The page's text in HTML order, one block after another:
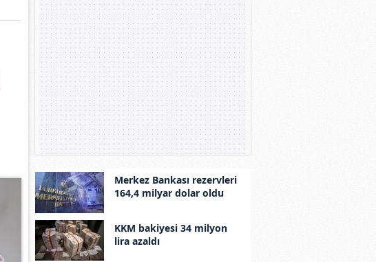
Merkez Bankası rezervleri
164,4 milyar dolar oldu
KKM bakiyesi 34 milyon
lira azaldı